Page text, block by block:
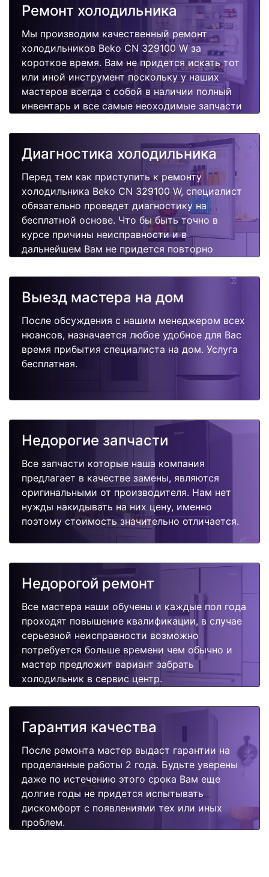
Ремонт холодильника
Мы производим качественный ремонт
холодильников Beko CN 329100 W за
короткое время. Вам не придется искать тот
или иной инструмент поскольку у наших
мастеров всегда с собой в наличии полный
инвентарь и все самые неоходимые запчасти
быстро, качественно и недорого.
Диагностика холодильника
Перед тем как приступить к ремонту
холодильника Beko CN 329100 W, специалист
обязательно проведет диагностику на
бесплатной основе. Что бы быть точно в
курсе причины неисправности и в
дальнейшем Вам не придется повторно
поломок.
Выезд мастера на дом
После обсуждения с нашим менеджером всех
нюансов, назначается любое удобное для Вас
время прибытия специалиста на дом. Услуга
бесплатная.
Недорогие запчасти
Все запчасти которые наша компания
предлагает в качестве замены, являются
оригинальными от производителя. Нам нет
нужды накидывать на них цену, именно
поэтому стоимость значительно отличается.
Недорогой ремонт
Все мастера наши обучены и каждые пол года
проходят повышение квалификации, в случае
серьезной неисправности возможно
потребуется больше времени чем обычно и
мастер предложит вариант забрать
холодильник в сервис центр.
Гарантия качества
После ремонта мастер выдаст гарантии на
проделанные работы 2 года. Будьте уверены
даже по истечению этого срока Вам еще
долгие годы не придется испытывать
дискомфорт с появлениями тех или иных
проблем.